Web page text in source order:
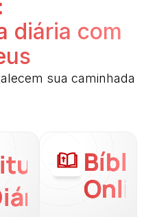
diária com
sua caminhada